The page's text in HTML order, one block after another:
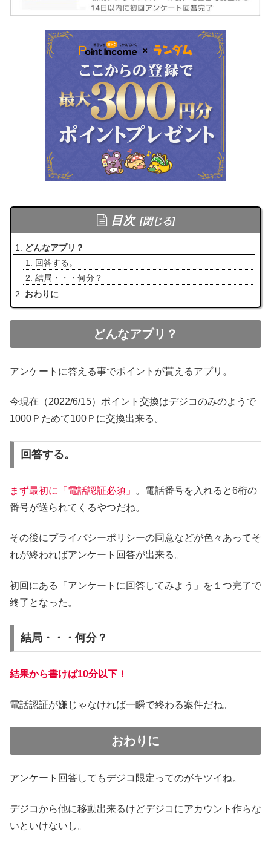
目次
どんなアプリ？
回答する。
結局・・・何分？
おわりに
どんなアプリ？
アンケートに答える事でポイントが貰えるアプリ。
今現在（2022/6/15）ポイント交換はデジコのみのようで
1000Ｐためて100Ｐに交換出来る。
回答する。
まず最初に「電話認証必須」
。電話番号を入れると6桁の
番号が送られてくるやつだね。
その後にプライバシーポリシーの同意などが色々あってそ
れが終わればアンケート回答が出来る。
初回にある「アンケートに回答してみよう」を１つ完了で
終了となった。
結局・・・何分？
結果から書けば10分以下！
電話認証が嫌じゃなければ一瞬で終わる案件だね。
おわりに
アンケート回答してもデジコ限定ってのがキツイね。
デジコから他に移動出来るけどデジコにアカウント作らな
いといけないし。